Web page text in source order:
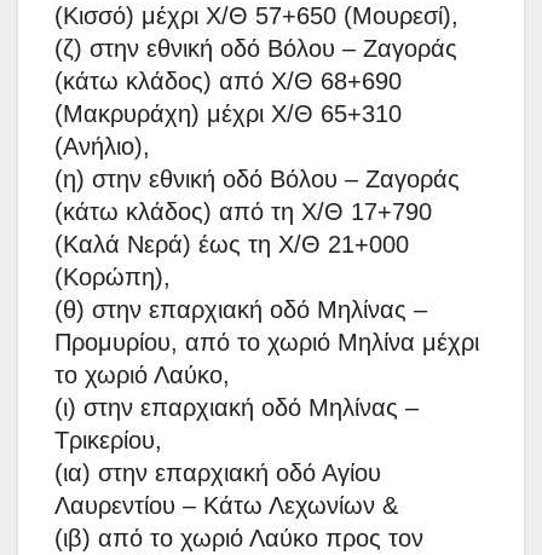
(Κισσό) μέχρι Χ/Θ 57+650 (Μουρεσί),
(ζ) στην εθνική οδό Βόλου – Ζαγοράς
(κάτω κλάδος) από Χ/Θ 68+690
(Μακρυράχη) μέχρι Χ/Θ 65+310
(Ανήλιο),
(η) στην εθνική οδό Βόλου – Ζαγοράς
(κάτω κλάδος) από τη Χ/Θ 17+790
(Καλά Νερά) έως τη Χ/Θ 21+000
(Κορώπη),
(θ) στην επαρχιακή οδό Μηλίνας –
Προμυρίου, από το χωριό Μηλίνα μέχρι
το χωριό Λαύκο,
(ι) στην επαρχιακή οδό Μηλίνας –
Τρικερίου,
(ια) στην επαρχιακή οδό Αγίου
Λαυρεντίου – Κάτω Λεχωνίων &
(ιβ) από το χωριό Λαύκο προς τον